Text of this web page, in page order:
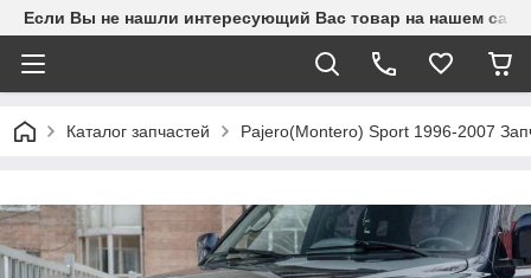
Если Вы не нашли интересующий Вас товар на нашем
Каталог запчастей Pajero(Montero) Sport 1996-2007